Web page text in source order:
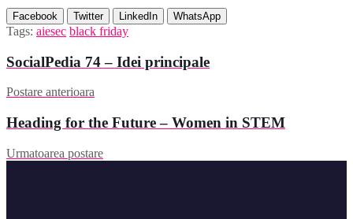
Facebook Twitter LinkedIn WhatsApp
Tags: aiesec black friday
SocialPedia 74 – Idei principale
Postare anterioara
Heading for the Future – Women in STEM
Urmatoarea postare